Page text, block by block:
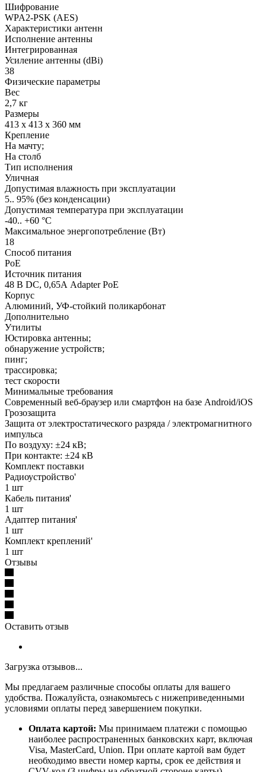
Шифрование
WPA2-PSK (AES)
Характеристики антенн
Исполнение антенны
Интегрированная
Усиление антенны (dBi)
38
Физические параметры
Вес
2,7 кг
Размеры
413 х 413 х 360 мм
Крепление
На мачту;
На столб
Тип исполнения
Уличная
Допустимая влажность при эксплуатации
5.. 95% (без конденсации)
Допустимая температура при эксплуатации
-40.. +60 °C
Максимальное энергопотребление (Вт)
18
Способ питания
PoE
Источник питания
48 В DC, 0,65А Adapter PoE
Корпус
Алюминий, УФ-стойкий поликарбонат
Дополнительно
Утилиты
Юстировка антенны;
обнаружение устройств;
пинг;
трассировка;
тест скорости
Минимальные требования
Современный веб-браузер или смартфон на базе Android/iOS
Грозозащита
Защита от электростатического разряда / электромагнитного
импульса
По воздуху: ±24 кВ;
При контакте: ±24 кВ
Комплект поставки
Радиоустройство'
1 шт
Кабель питания'
1 шт
Адаптер питания'
1 шт
Комплект креплений'
1 шт
Отзывы
Оставить отзыв
Загрузка отзывов...
Мы предлагаем различные способы оплаты для вашего
удобства. Пожалуйста, ознакомьтесь с нижеприведенными
условиями оплаты перед завершением покупки.
Оплата картой: Мы принимаем платежи с помощью
наиболее распространенных банковских карт, включая
Visa, MasterCard, Union. При оплате картой вам будет
необходимо ввести номер карты, срок ее действия и